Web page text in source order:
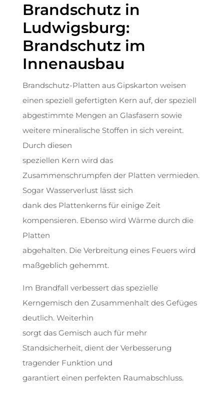
Brandschutz in
Ludwigsburg:
Brandschutz im
Innenausbau
Brandschutz-Platten aus Gipskarton weisen
einen speziell gefertigten Kern auf, der speziell
abgestimmte Mengen an Glasfasern sowie
weitere mineralische Stoffen in sich vereint.
Durch diesen
speziellen Kern wird das
Zusammenschrumpfen der Platten vermieden.
Sogar Wasserverlust lässt sich
dank des Plattenkerns für einige Zeit
kompensieren. Ebenso wird Wärme durch die
Platten
abgehalten. Die Verbreitung eines Feuers wird
maßgeblich gehemmt.
Im Brandfall verbessert das spezielle
Kerngemisch den Zusammenhalt des Gefüges
deutlich. Weiterhin
sorgt das Gemisch auch für mehr
Standsicherheit, dient der Verbesserung
tragender Funktion und
garantiert einen perfekten Raumabschluss.